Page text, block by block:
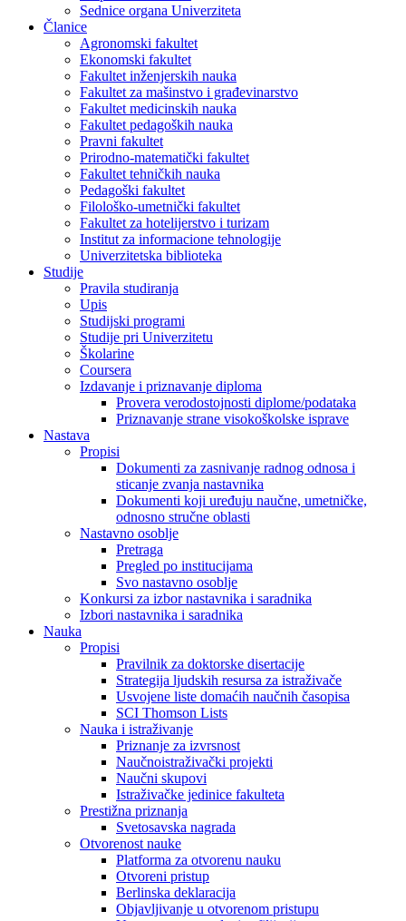
Sednice organa Univerziteta
Članice
Agronomski fakultet
Ekonomski fakultet
Fakultet inženjerskih nauka
Fakultet za mašinstvo i građevinarstvo
Fakultet medicinskih nauka
Fakultet pedagoških nauka
Pravni fakultet
Prirodno-matematički fakultet
Fakultet tehničkih nauka
Pedagoški fakultet
Filološko-umetnički fakultet
Fakultet za hotelijerstvo i turizam
Institut za informacione tehnologije
Univerzitetska biblioteka
Studije
Pravila studiranja
Upis
Studijski programi
Studije pri Univerzitetu
Školarine
Coursera
Izdavanje i priznavanje diploma
Provera verodostojnosti diplome/podataka
Priznavanje strane visokoškolske isprave
Nastava
Propisi
Dokumenti za zasnivanje radnog odnosa i
sticanje zvanja nastavnika
Dokumenti koji uređuju naučne, umetničke,
odnosno stručne oblasti
Nastavno osoblje
Pretraga
Pregled po institucijama
Svo nastavno osoblje
Konkursi za izbor nastavnika i saradnika
Izbori nastavnika i saradnika
Nauka
Propisi
Pravilnik za doktorske disertacije
Strategija ljudskih resursa za istraživače
Usvojene liste domaćih naučnih časopisa
SCI Thomson Lists
Nauka i istraživanje
Priznanje za izvrsnost
Naučnoistraživački projekti
Naučni skupovi
Istraživačke jedinice fakulteta
Prestižna priznanja
Svetosavska nagrada
Otvorenost nauke
Platforma za otvorenu nauku
Otvoreni pristup
Berlinska deklaracija
Objavljivanje u otvorenom pristupu